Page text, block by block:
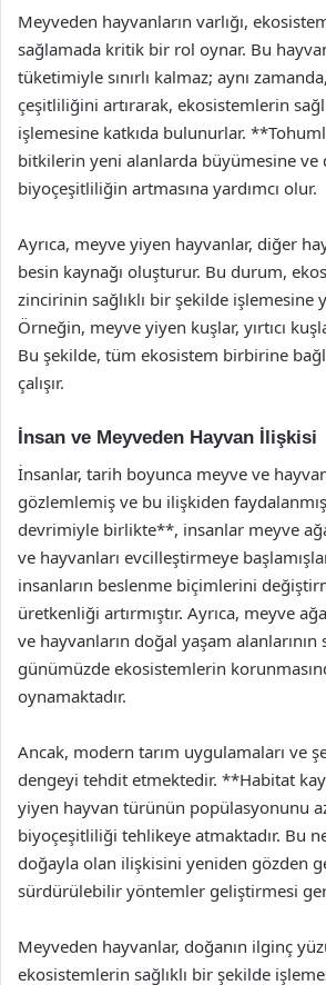
Meyveden hayvanların varlığı,
sağlamada kritik bir rol oynar. Bu
tüketimiyle sınırlı kalmaz; aynı
çeşitliliğini artırarak, ekosistemlerin
işlemesine katkıda bulunurlar.
bitkilerin yeni alanlarda büyümesine ve
biyoçeşitliliğin artmasına yardımcı olur.
Ayrıca, meyve yiyen hayvanlar, diğer
besin kaynağı oluşturur. Bu durum,
zincirinin sağlıklı bir şekilde işlemesine
Örneğin, meyve yiyen kuşlar, yırtıcı
Bu şekilde, tüm ekosistem birbirine
çalışır.
İnsan ve Meyveden Hayvan İlişkisi
İnsanlar, tarih boyunca meyve ve
gözlemlemiş ve bu ilişkiden
devrimiyle birlikte**, insanlar meyve
ve hayvanları evcilleştirmeye
insanların beslenme biçimlerini
üretkenliği artırmıştır. Ayrıca, meyve
ve hayvanların doğal yaşam
günümüzde ekosistemlerin
oynamaktadır.
Ancak, modern tarım uygulamaları ve
dengeyi tehdit etmektedir. **Habitat
yiyen hayvan türünün popülasyonunu
biyoçeşitliliği tehlikeye atmaktadır. Bu
doğayla olan ilişkisini yeniden gözden
sürdürülebilir yöntemler geliştirmesi
Meyveden hayvanlar, doğanın ilginç
ekosistemlerin sağlıklı bir şekilde